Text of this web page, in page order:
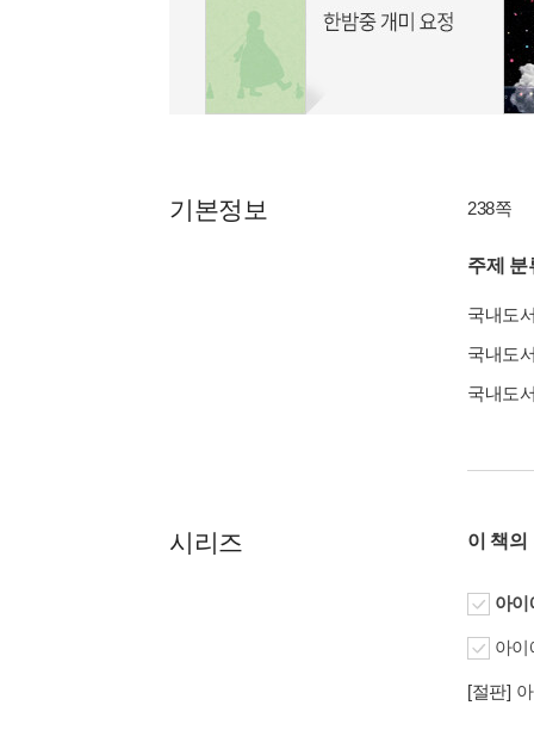
기본정보 238쪽
주제 분
국내도
국내도
국내도
시리즈 이 책의
아이
아이
[절판]